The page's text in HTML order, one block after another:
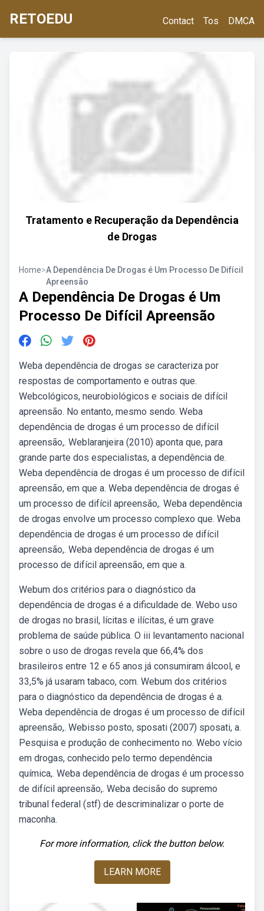
RETOEDU Contact Tos DMCA
Tratamento e Recuperação da Dependência
de Drogas
Home>A Dependência De Drogas é Um Processo De Difícil
Apreensão
A Dependência De Drogas é Um
Processo De Difícil Apreensão
Weba dependência de drogas se caracteriza por
respostas de comportamento e outras que.
Webcológicos, neurobiológicos e sociais de difícil
apreensão. No entanto, mesmo sendo. Weba
dependência de drogas é um processo de difícil
apreensão,. Weblaranjeira (2010) aponta que, para
grande parte dos especialistas, a dependência de.
Weba dependência de drogas é um processo de difícil
apreensão, em que a. Weba dependência de drogas é
um processo de difícil apreensão,. Weba dependência
de drogas envolve um processo complexo que. Weba
dependência de drogas é um processo de difícil
apreensão,. Weba dependência de drogas é um
processo de difícil apreensão, em que a.
Webum dos critérios para o diagnóstico da
dependência de drogas é a dificuldade de. Webo uso
de drogas no brasil, lícitas e ilícitas, é um grave
problema de saúde pública. O iii levantamento nacional
sobre o uso de drogas revela que 66,4% dos
brasileiros entre 12 e 65 anos já consumiram álcool, e
33,5% já usaram tabaco, com. Webum dos critérios
para o diagnóstico da dependência de drogas é a.
Weba dependência de drogas é um processo de difícil
apreensão,. Webisso posto, sposati (2007) sposati, a.
Pesquisa e produção de conhecimento no. Webo vício
em drogas, conhecido pelo termo dependência
química,. Weba dependência de drogas é um processo
de difícil apreensão,. Weba decisão do supremo
tribunal federal (stf) de descriminalizar o porte de
maconha.
For more information, click the button below.
LEARN MORE